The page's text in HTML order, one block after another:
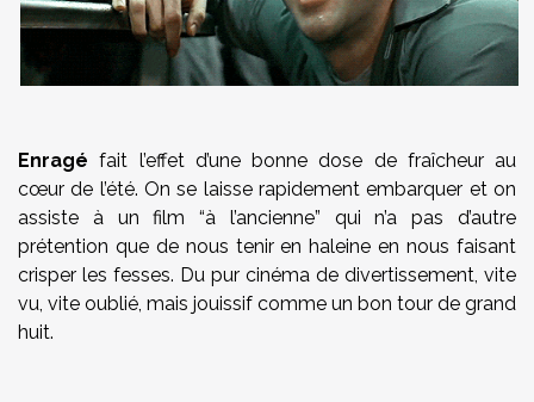
Enragéfait l’effet d’une bonne dose de fraîcheur au
cœur de l’été. On se laisse rapidement embarquer et on
assiste à un film “à l’ancienne” qui n’a pas d’autre
prétention que de nous tenir en haleine en nous faisant
crisper les fesses. Du pur cinéma de divertissement, vite
vu, vite oublié, mais jouissif comme un bon tour de grand
huit.